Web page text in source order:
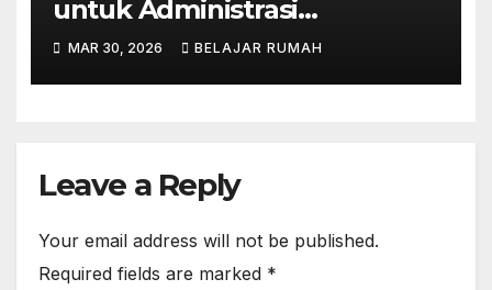
untuk Administrasi
Perkantoran di Cileungsi
MAR 30, 2026 BELAJAR RUMAH
Leave a Reply
Your email address will not be published.
Required fields are marked *